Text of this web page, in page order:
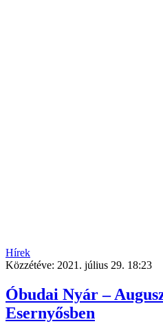
Hírek
Közzétéve: 2021. július 29. 18:23
Óbudai Nyár –
Esernyősben